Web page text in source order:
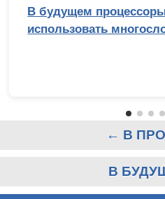
В будущем
использовать
← В
В